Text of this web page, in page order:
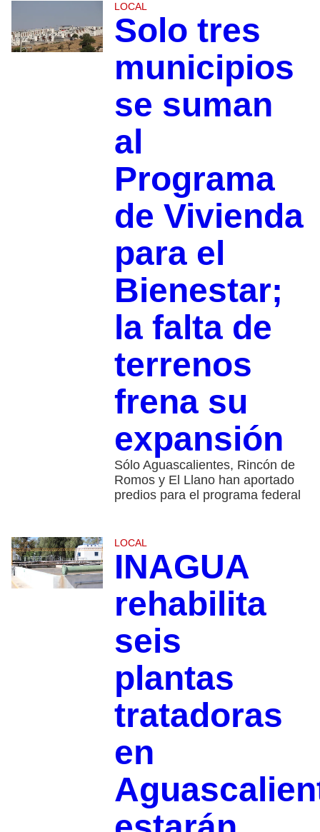
LOCAL
Solo tres
municipios
se suman
al
Programa
de Vivienda
para el
Bienestar;
la falta de
terrenos
frena su
expansión
Sólo Aguascalientes, Rincón de
Romos y El Llano han aportado
predios para el programa federal
LOCAL
INAGUA
rehabilita
seis
plantas
tratadoras
en